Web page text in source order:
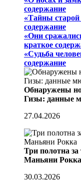
содержание
«Тайны
содержание
«Они
краткое
«Судьба
содержание
Обнаружены
Гизы: данные
27.04.2026
Три полотна
Маньяни Рокка
30.03.2026